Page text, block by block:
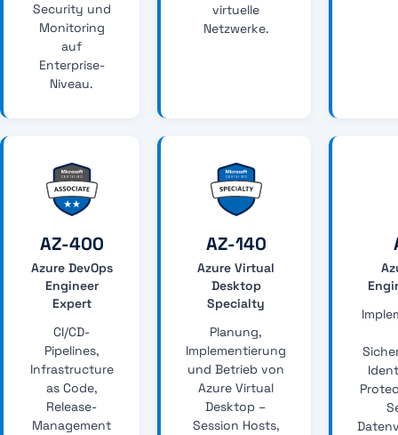
Security und
Monitoring
auf
Enterprise-
Niveau.
virtuelle
Netzwerke.
AZ-400
Azure DevOps
Engineer
Expert
CI/CD-
Pipelines,
Infrastructure
as Code,
Release-
Management
AZ-140
Azure Virtual
Desktop
Specialty
Planung,
Implementierung
und Betrieb von
Azure Virtual
Desktop –
Session Hosts,